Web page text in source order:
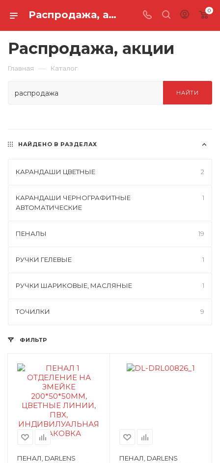
Распродажа, акции 0
Распродажа, акции
Главная — Каталог
НАЙТИ
НАЙДЕНО В РАЗДЕЛАХ
КАРАНДАШИ ЦВЕТНЫЕ 2
КАРАНДАШИ ЧЕРНОГРАФИТНЫЕ
АВТОМАТИЧЕСКИЕ
1
ПЕНАЛЫ 19
РУЧКИ ГЕЛЕВЫЕ 1
РУЧКИ ШАРИКОВЫЕ, МАСЛЯНЫЕ 1
ТОЧИЛКИ 9
ФИЛЬТР
ПЕНАЛ, DARLENS
ПЕНАЛ, DARLENS